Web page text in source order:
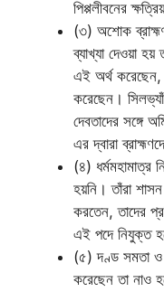
পিপ্পলীবনের
(৩) অশোক
ব্যাখ্যা দেওয়া
এই অর্থ করেছেন,
করেছেন। সিলভ্যাঁ
দেবতাদের সঙ্গে
এর দ্বারা
(৪) ধর্মমহামাত্র
হয়নি। তাঁরা
করতেন, তাদের
এই পদে নিযুক্ত
(৫) দণ্ড সমতা ও
করেছেন তা নাও